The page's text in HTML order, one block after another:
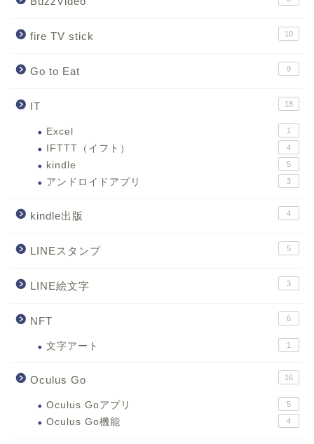
fire TV stick 10
Go to Eat 9
IT 18
Excel 1
IFTTT（イフト） 4
kindle 5
アンドロイドアプリ 3
kindle出版 4
LINEスタンプ 5
LINE絵文字 3
NFT 6
文字アート 1
Oculus Go 16
Oculus Goアプリ 5
Oculus Go機能 4